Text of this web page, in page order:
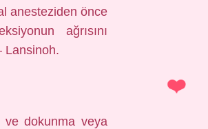
anesteziden önce
ağrısını
Lansinoh.
ve dokunma veya